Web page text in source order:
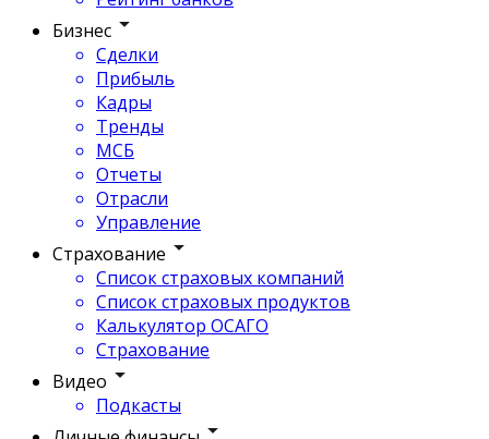
Бизнес
Сделки
Прибыль
Кадры
Тренды
МСБ
Отчеты
Отрасли
Управление
Страхование
Список страховых компаний
Список страховых продуктов
Калькулятор ОСАГО
Страхование
Видео
Подкасты